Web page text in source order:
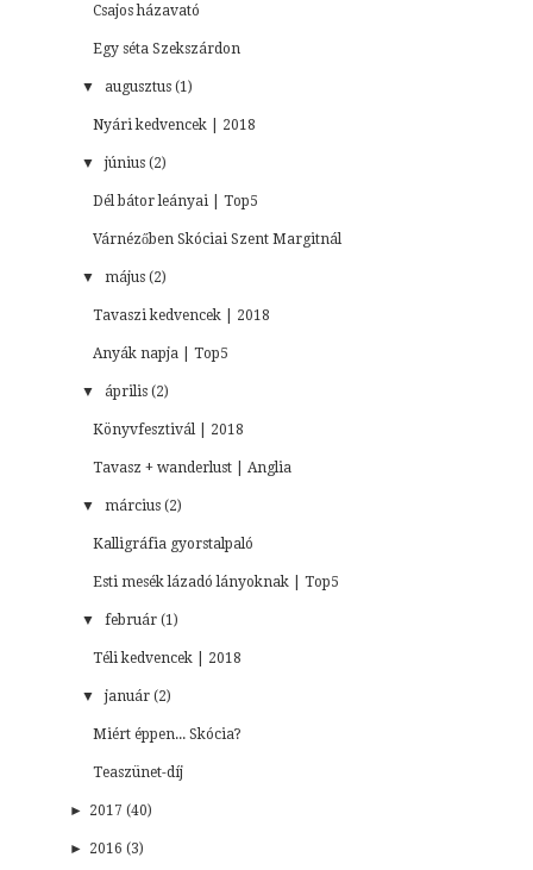
Csajos házavató
Egy séta Szekszárdon
▼ augusztus (1)
Nyári kedvencek | 2018
▼ június (2)
Dél bátor leányai | Top5
Várnézőben Skóciai Szent Margitnál
▼ május (2)
Tavaszi kedvencek | 2018
Anyák napja | Top5
▼ április (2)
Könyvfesztivál | 2018
Tavasz + wanderlust | Anglia
▼ március (2)
Kalligráfia gyorstalpaló
Esti mesék lázadó lányoknak | Top5
▼ február (1)
Téli kedvencek | 2018
▼ január (2)
Miért éppen... Skócia?
Teaszünet-díj
► 2017 (40)
► 2016 (3)